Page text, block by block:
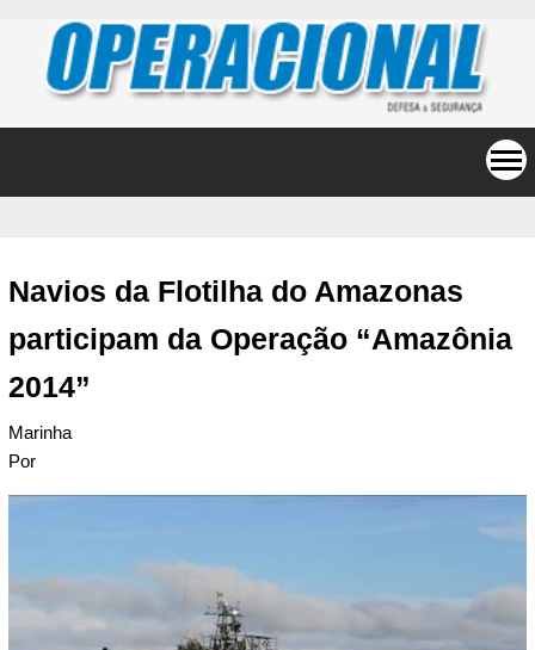
Navios da Flotilha do Amazonas
participam da Operação “Amazônia
2014”
Marinha
Por